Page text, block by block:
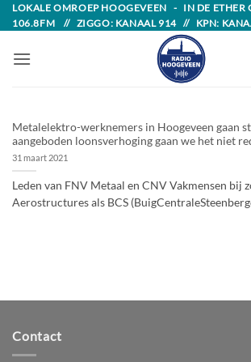
Skip
to
content
LOKALE OMROEP HOOGEVEEN - IN DE ETHER
106.8FM // ZIGGO: KANAAL 914 // KPN:
Metalelektro-werknemers in Hoogeveen gaan
aangeboden loonsverhoging gaan we het niet
31 maart 2021
Leden van FNV Metaal en CNV Vakmensen bij
Aerostructures als BCS
Contact